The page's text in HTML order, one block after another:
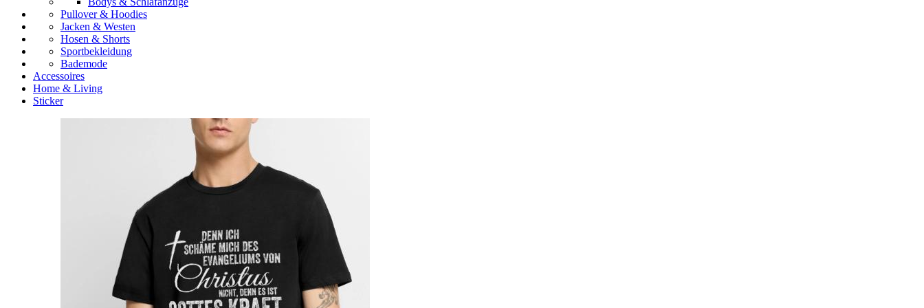
Pullover & Hoodies
Jacken & Westen
Hosen & Shorts
Sportbekleidung
Bademode
Accessoires
Home & Living
Sticker